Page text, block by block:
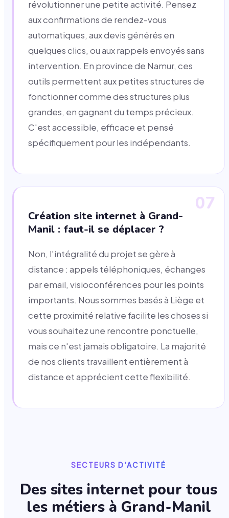
révolutionner une petite activité. Pensez
aux confirmations de rendez-vous
automatiques, aux devis générés en
quelques clics, ou aux rappels envoyés sans
intervention. En province de Namur, ces
outils permettent aux petites structures de
fonctionner comme des structures plus
grandes, en gagnant du temps précieux.
C'est accessible, efficace et pensé
spécifiquement pour les indépendants.
07
Création site internet à Grand-
Manil : faut-il se déplacer ?
Non, l'intégralité du projet se gère à
distance : appels téléphoniques, échanges
par email, visioconférences pour les points
importants. Nous sommes basés à Liège et
cette proximité relative facilite les choses si
vous souhaitez une rencontre ponctuelle,
mais ce n'est jamais obligatoire. La majorité
de nos clients travaillent entièrement à
distance et apprécient cette flexibilité.
SECTEURS D'ACTIVITÉ
Des sites internet pour tous
les métiers à Grand-Manil